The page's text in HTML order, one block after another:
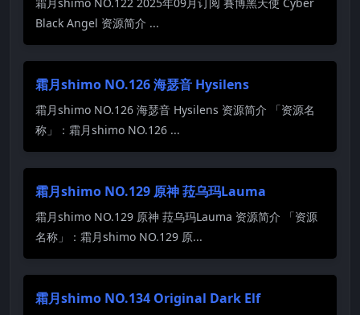
Black Angel 资源简介 ...
霜月shimo NO.126 海瑟音 Hysilens
霜月shimo NO.126 海瑟音 Hysilens 资源简介 「资源名
称」：霜月shimo NO.126 ...
霜月shimo NO.129 原神 菈乌玛Lauma
霜月shimo NO.129 原神 菈乌玛Lauma 资源简介 「资源
名称」：霜月shimo NO.129 原...
霜月shimo NO.134 Original Dark Elf